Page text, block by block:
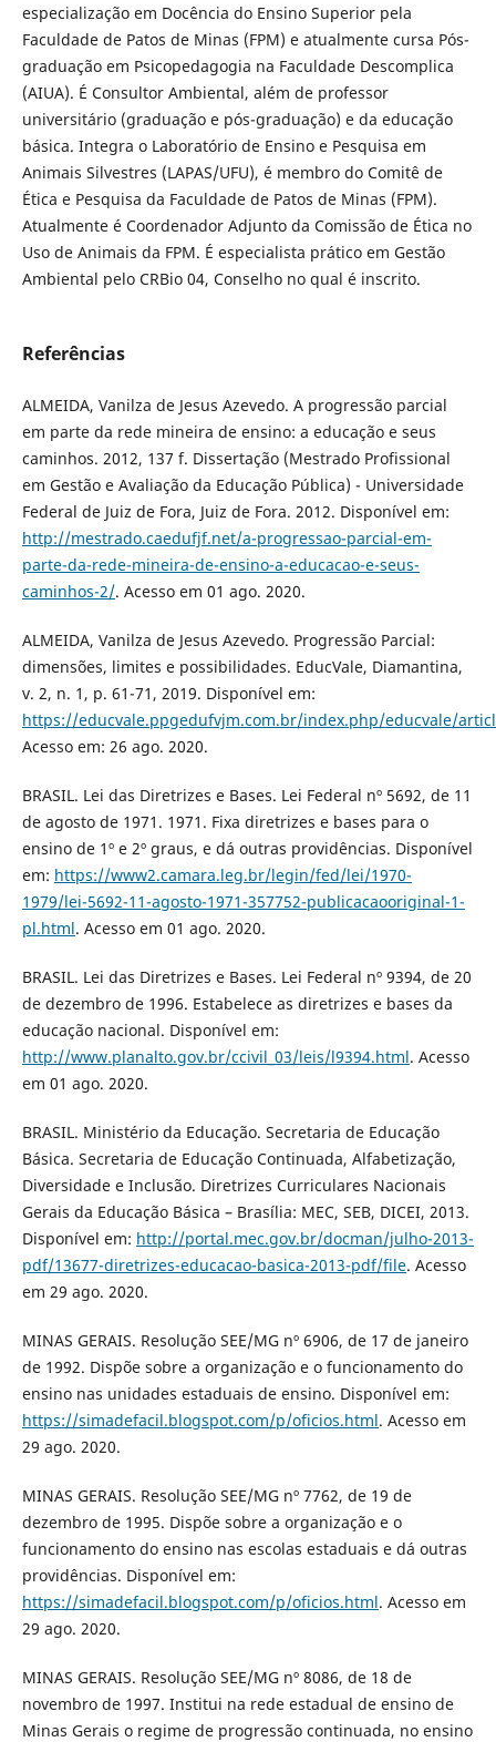
especialização em Docência do Ensino Superior pela
Faculdade de Patos de Minas (FPM) e atualmente cursa Pós-
graduação em Psicopedagogia na Faculdade Descomplica
(AIUA). É Consultor Ambiental, além de professor
universitário (graduação e pós-graduação) e da educação
básica. Integra o Laboratório de Ensino e Pesquisa em
Animais Silvestres (LAPAS/UFU), é membro do Comitê de
Ética e Pesquisa da Faculdade de Patos de Minas (FPM).
Atualmente é Coordenador Adjunto da Comissão de Ética no
Uso de Animais da FPM. É especialista prático em Gestão
Ambiental pelo CRBio 04, Conselho no qual é inscrito.
Referências
ALMEIDA, Vanilza de Jesus Azevedo. A progressão parcial
em parte da rede mineira de ensino: a educação e seus
caminhos. 2012, 137 f. Dissertação (Mestrado Profissional
em Gestão e Avaliação da Educação Pública) - Universidade
Federal de Juiz de Fora, Juiz de Fora. 2012. Disponível em:
http://mestrado.caedufjf.net/a-progressao-parcial-em-
parte-da-rede-mineira-de-ensino-a-educacao-e-seus-
caminhos-2/. Acesso em 01 ago. 2020.
ALMEIDA, Vanilza de Jesus Azevedo. Progressão Parcial:
dimensões, limites e possibilidades. EducVale, Diamantina,
v. 2, n. 1, p. 61-71, 2019. Disponível em:
https://educvale.ppgedufvjm.com.br/index.php/educvale/
Acesso em: 26 ago. 2020.
BRASIL. Lei das Diretrizes e Bases. Lei Federal nº 5692, de 11
de agosto de 1971. 1971. Fixa diretrizes e bases para o
ensino de 1º e 2º graus, e dá outras providências. Disponível
em: https://www2.camara.leg.br/legin/fed/lei/1970-
1979/lei-5692-11-agosto-1971-357752-publicacaooriginal-1-
pl.html. Acesso em 01 ago. 2020.
BRASIL. Lei das Diretrizes e Bases. Lei Federal nº 9394, de 20
de dezembro de 1996. Estabelece as diretrizes e bases da
educação nacional. Disponível em:
http://www.planalto.gov.br/ccivil_03/leis/l9394.html. Acesso
em 01 ago. 2020.
BRASIL. Ministério da Educação. Secretaria de Educação
Básica. Secretaria de Educação Continuada, Alfabetização,
Diversidade e Inclusão. Diretrizes Curriculares Nacionais
Gerais da Educação Básica – Brasília: MEC, SEB, DICEI, 2013.
Disponível em: http://portal.mec.gov.br/docman/julho-2013-
pdf/13677-diretrizes-educacao-basica-2013-pdf/file. Acesso
em 29 ago. 2020.
MINAS GERAIS. Resolução SEE/MG nº 6906, de 17 de janeiro
de 1992. Dispõe sobre a organização e o funcionamento do
ensino nas unidades estaduais de ensino. Disponível em:
https://simadefacil.blogspot.com/p/oficios.html. Acesso em
29 ago. 2020.
MINAS GERAIS. Resolução SEE/MG nº 7762, de 19 de
dezembro de 1995. Dispõe sobre a organização e o
funcionamento do ensino nas escolas estaduais e dá outras
providências. Disponível em:
https://simadefacil.blogspot.com/p/oficios.html. Acesso em
29 ago. 2020.
MINAS GERAIS. Resolução SEE/MG nº 8086, de 18 de
novembro de 1997. Institui na rede estadual de ensino de
Minas Gerais o regime de progressão continuada, no ensino